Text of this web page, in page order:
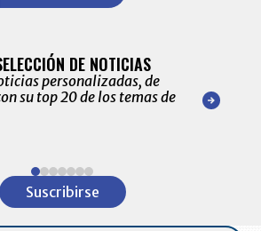
DE NOTICIAS
personalizadas, de
su top 20 de los temas de
de las
Suscribirse